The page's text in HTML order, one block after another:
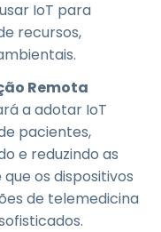
IoT para
recursos,
Remota
a adotar IoT
pacientes,
e reduzindo as
os dispositivos
de telemedicina